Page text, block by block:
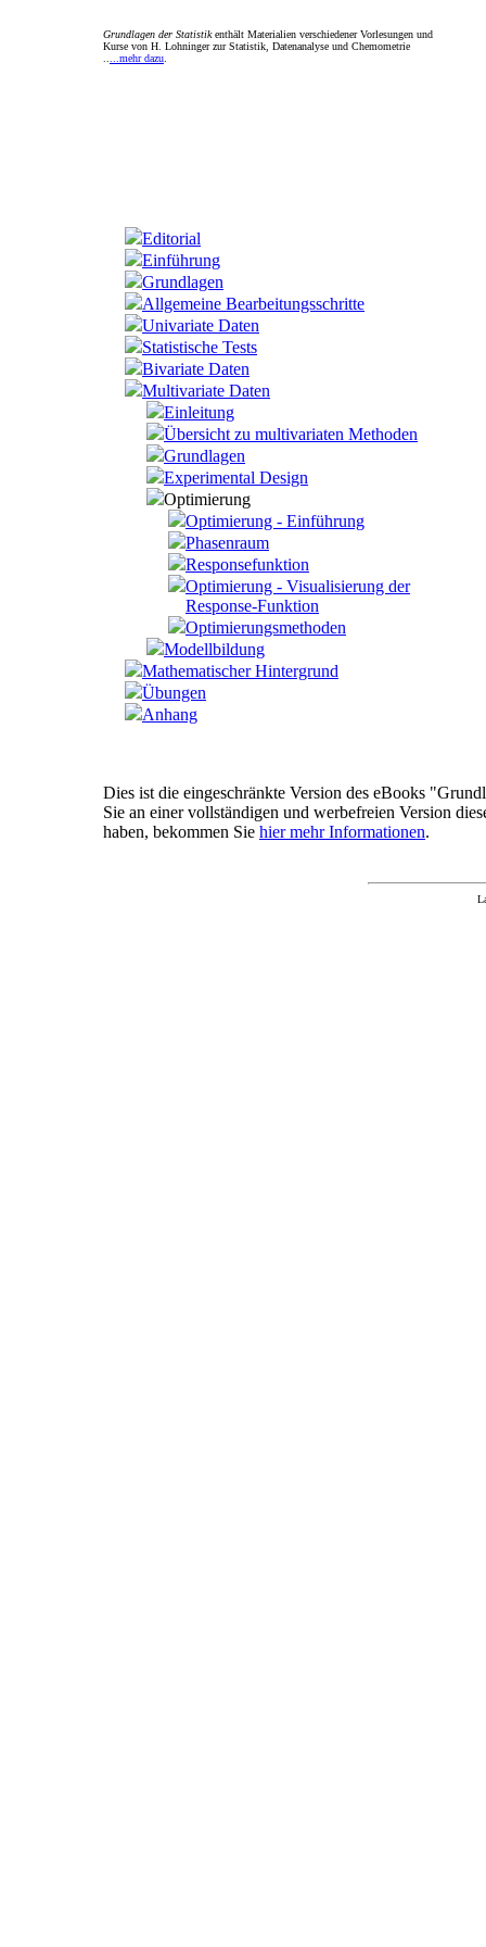
Grundlagen der Statistikenthält Materialien verschiedener Vorlesungen und
Kurse von H. Lohninger zur Statistik, Datenanalyse und Chemometrie
...mehr dazu
Editorial
Einführung
Grundlagen
Allgemeine Bearbeitungsschritte
Univariate Daten
Statistische Tests
Bivariate Daten
Multivariate Daten
Einleitung
Übersicht zu multivariaten Methoden
Grundlagen
Experimental Design
Optimierung
Optimierung - Einführung
Phasenraum
Responsefunktion
Optimierung - Visualisierung der
Response-Funktion
Optimierungsmethoden
Modellbildung
Mathematischer Hintergrund
Übungen
Anhang
Dies ist die eingeschränkte Version des eBooks
Sie an einer vollständigen und werbefreien Version
haben, bekommen Sie hier mehr Informationen.